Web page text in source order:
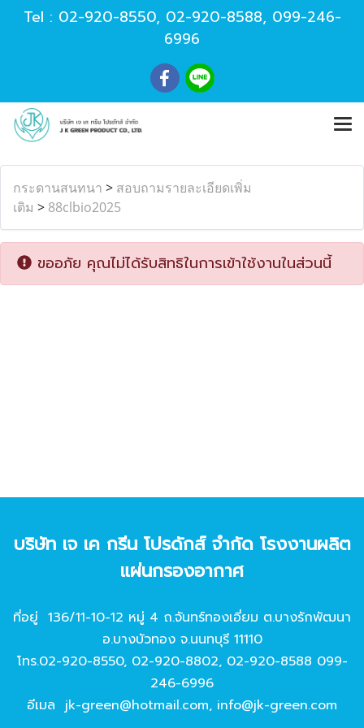
Tel : 02-920-8550, 02-920-8588, 099-246-
6996
กระดานสนทนา > สอบถามรายละเอียดเพิ่ม
เติม > 88clbio2025
ขออภัย คุณไม่ได้รับสิทธิในการเข้าใช้งานในส่วนนี้
บริษัท เจ เค กรีน โปรดักส์ จํากัด โรงงานผลิต
แผ่นกรองอากาศ
ที่อยู่ 136/11-10-12 หมู่ 4 ถ.จันทร์ทองเอี่ยม ต.บางรักพัฒนา
อ.บางบัวทอง จ.นนทบุรี 11110
โทร.02-920-8550, 02-920-8802, 02-920-8588 099-
246-6996
อีเมล jk-green@hotmail.com, info@jk-green.com